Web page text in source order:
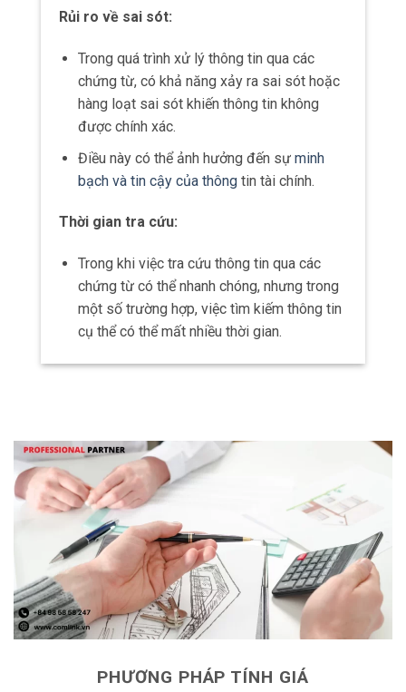
Giá trung bình = (Tổng giá trị nhập kho +
+ Số lượng xuất kho)
Phương pháp FIFO (First In First Out)
Phương pháp FIFO
được nhập vào trước cũng được xuất ra
trước.
Điều này có nghĩa là hàng tồn kho được
vào gần nhất.
Phương pháp LIFO (Last In First Out)
Ngược lại với FIFO, phương pháp LIFO cho
rằng hàng hóa được nhập vào sau cùng sẽ
tính theo giá thành của các lô hàng nhập
vào gần đây nhất.
Phương pháp tiêu chuẩn
Phương pháp tiêu chuẩn dựa trên việc xác
định một mức độ tiêu chuẩn cho các yếu tố
chi phí như nguyên vật liệu, lao động và
khấu hao.
cách so sánh thực tế với mức tiêu chuẩn